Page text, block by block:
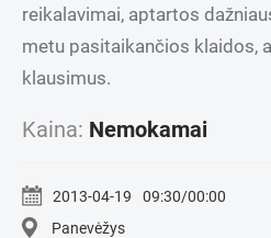
reikalavimai, aptartos
metu pasitaikančios klaidos,
klausimus.
Kaina: Nemokamai
2013-04-19
09:30/00:00
Panevėžys